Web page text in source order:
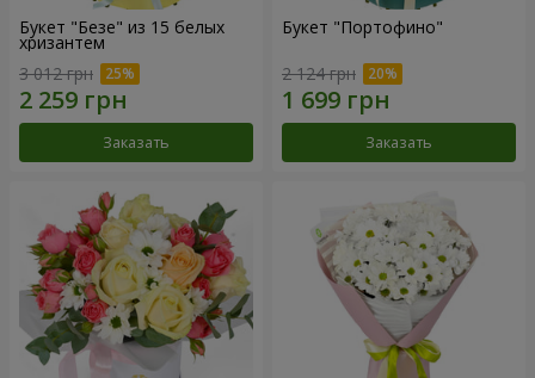
Букет "Безе" из 15 белых
хризантем
3 012 грн
Заказать
Букет "Портофино"
2 124 грн
Заказать